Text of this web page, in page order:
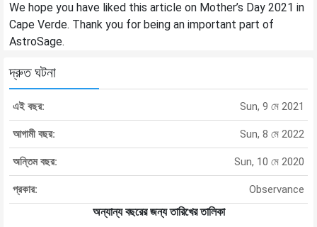
We hope you have liked this article on Mother’s Day 2021 in
Cape Verde. Thank you for being an important part of
AstroSage.
দ্রুত ঘটনা
এই বছর: Sun, 9 মে 2021
আগামী বছর: Sun, 8 মে 2022
অন্তিম বছর: Sun, 10 মে 2020
প্রকার: Observance
অন্যান্য বছরের জন্য তারিখের তালিকা